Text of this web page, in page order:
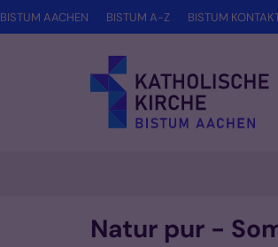
Zum Inhalt springen
BISTUM AACHEN BISTUM A-Z BISTUM
Natur pur -